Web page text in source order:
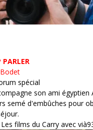
PARLER
spécial
son ami égyptien
semé d'embûches pour
films du Carry avec